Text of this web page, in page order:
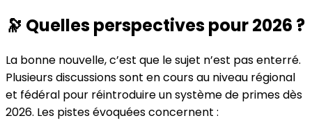
🔭 Quelles perspectives pour 2026 ?
La bonne nouvelle, c’est que le sujet n’est pas enterré.
Plusieurs discussions sont en cours au niveau régional
et fédéral pour réintroduire un système de primes dès
2026. Les pistes évoquées concernent :